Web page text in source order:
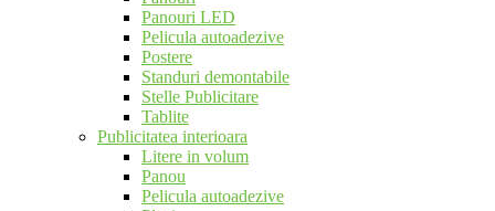
Panouri LED
Pelicula autoadezive
Postere
Standuri demontabile
Stelle Publicitare
Tablite
Publicitatea interioara
Litere in volum
Panou
Pelicula autoadezive